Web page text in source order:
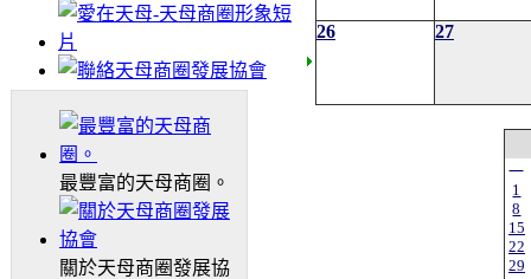
最豐富的天母商圈。
關於天母商圈發展協
26 27
一
1
8
15
22
29